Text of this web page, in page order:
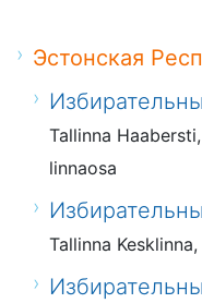
Эстонская
Tallinna
linnaosa
Tallinna